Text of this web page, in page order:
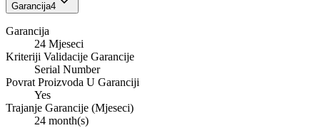
Garancija4
Garancija
24 Mjeseci
Kriteriji Validacije Garancije
Serial Number
Povrat Proizvoda U Garanciji
Yes
Trajanje Garancije (Mjeseci)
24 month(s)